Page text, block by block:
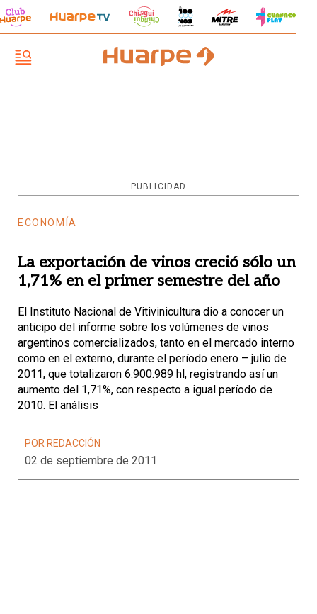
PUBLICIDAD
ECONOMÍA
La exportación de vinos creció sólo un
1,71% en el primer semestre del año
El Instituto Nacional de Vitivinicultura dio a conocer un
anticipo del informe sobre los volúmenes de vinos
argentinos comercializados, tanto en el mercado interno
como en el externo, durante el período enero – julio de
2011, que totalizaron 6.900.989 hl, registrando así un
aumento del 1,71%, con respecto a igual período de
2010. El análisis
POR REDACCIÓN
02 de septiembre de 2011